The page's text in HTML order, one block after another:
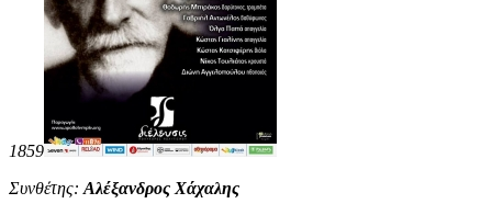
1859
Συνθέτης: Αλέξανδρος Χάχαλης